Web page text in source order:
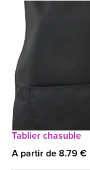
Tablier chasuble
A partir de 8.79 €